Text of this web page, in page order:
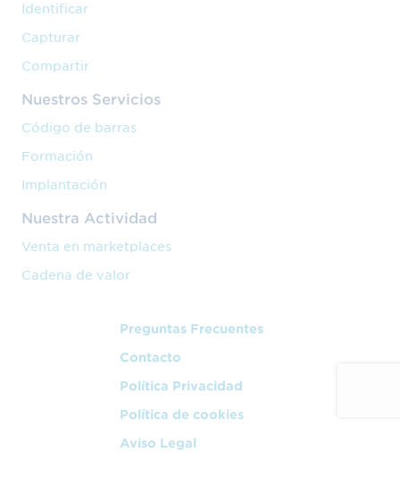
Identificar
Capturar
Compartir
Nuestros Servicios
Código de barras
Formación
Implantación
Nuestra Actividad
Venta en marketplaces
Cadena de valor
Preguntas Frecuentes
Contacto
Política Privacidad
Política de cookies
Aviso Legal